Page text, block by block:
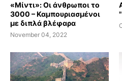
«Μίντι»: Oι άνθρωποι το
3000 – Καμπουριασμένοι
με διπλά βλέφαρα
November 04, 2022